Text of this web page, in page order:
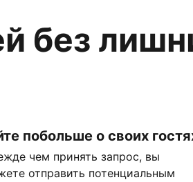
без
побольше о своих
чем принять запрос, вы
отправить потенциальным